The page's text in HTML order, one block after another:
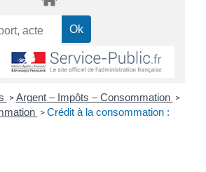
> Argent – Impôts – Consommation >
> Crédit à la consommation :